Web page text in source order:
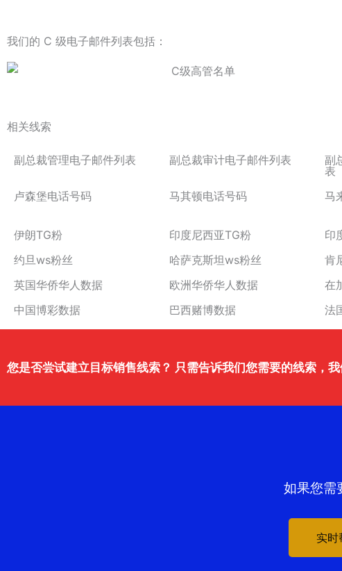
我们的 C 级电子邮件列表包括：
相关线索
副总裁管理电子邮件列表 副总裁审计电子邮件列表
副
表
卢森堡电话号码 马其顿电话号码 马
伊朗TG粉
约旦ws粉丝
英国华侨华人数据
中国博彩数据
印度尼西亚TG粉
哈萨克斯坦ws粉丝
欧洲华侨华人数据
巴西赌博数据
印
肯
在
法
您是否尝试建立目标销售线索？ 只需告诉我们您需要的线索，
如果您需
实时